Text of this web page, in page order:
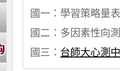
國一：學習策略量表
國二：多因素性向
國三： 台師大心測